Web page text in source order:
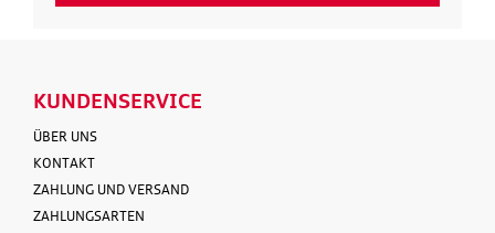
KUNDENSERVICE
ÜBER UNS
KONTAKT
ZAHLUNG UND VERSAND
ZAHLUNGSARTEN